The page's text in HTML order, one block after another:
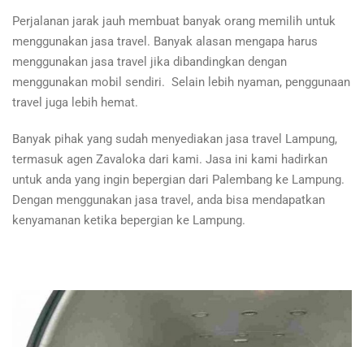
Perjalanan jarak jauh membuat banyak orang memilih untuk
menggunakan jasa travel. Banyak alasan mengapa harus
menggunakan jasa travel jika dibandingkan dengan
menggunakan mobil sendiri. Selain lebih nyaman, penggunaan
travel juga lebih hemat.
Banyak pihak yang sudah menyediakan jasa travel Lampung,
termasuk agen Zavaloka dari kami. Jasa ini kami hadirkan
untuk anda yang ingin bepergian dari Palembang ke Lampung.
Dengan menggunakan jasa travel, anda bisa mendapatkan
kenyamanan ketika bepergian ke Lampung.